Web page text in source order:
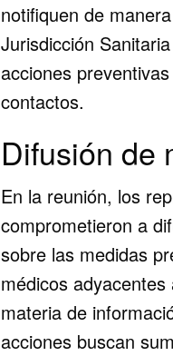
notifiquen de
Jurisdicción
acciones
contactos.
Difusión de
En la reunión, los
comprometieron a
sobre las medidas
médicos
materia de
acciones buscan